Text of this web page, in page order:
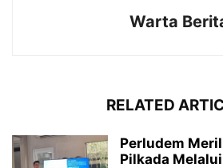
Warta
RELATED
Perludem
Pilkada Melalui